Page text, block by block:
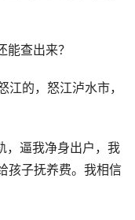
查出来？
江的，怒江泸水市，
，逼我净身出户，我
孩子抚养费。我相信